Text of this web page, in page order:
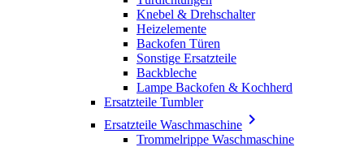
Knebel & Drehschalter
Heizelemente
Backofen Türen
Sonstige Ersatzteile
Backbleche
Lampe Backofen & Kochherd
Ersatzteile Tumbler
Ersatzteile Waschmaschine 
Trommelrippe Waschmaschine